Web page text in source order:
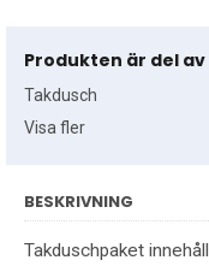
Produkten är del
Takdusch
Visa fler
BESKRIVNING
Takduschpaket